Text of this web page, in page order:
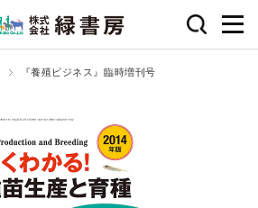
『養殖ビジネス』臨時増刊号